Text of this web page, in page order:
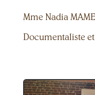
Mme Nadia
Documentaliste